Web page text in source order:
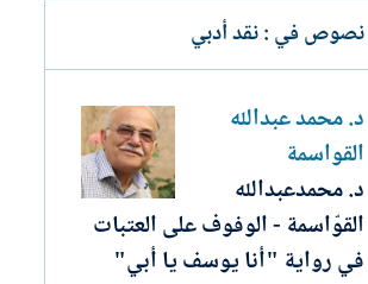
نصوص في : نقد أدبي
د. محمد عبدالله
القواسمة
د. محمدعبدالله
القوّاسمة - الوفوف على العتبات
في رواية "أنا يوسف يا أبي"